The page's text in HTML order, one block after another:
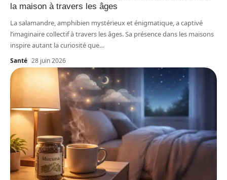
la maison à travers les âges
La salamandre, amphibien mystérieux et énigmatique, a captivé
l’imaginaire collectif à travers les âges. Sa présence dans les maisons
inspire autant la curiosité que…
Santé 28 juin 2026